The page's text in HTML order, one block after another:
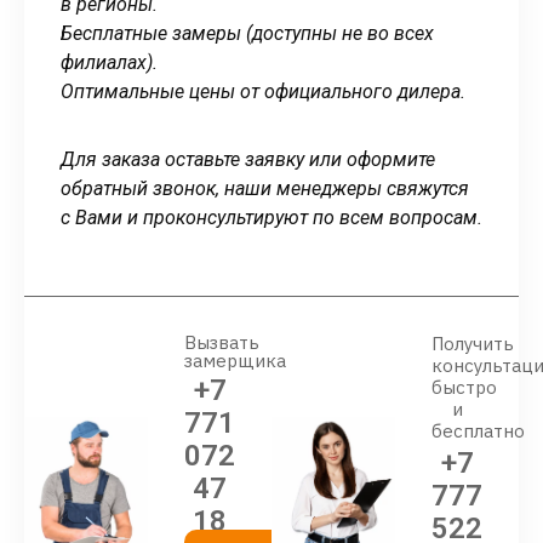
Бесплатные замеры (доступны не во всех
филиалах).
Оптимальные цены от официального дилера.
Для заказа оставьте заявку или оформите
обратный звонок, наши менеджеры свяжутся
с Вами и проконсультируют по всем вопросам.
Вызвать
замерщика
+7
771
072
47
18
Получить
быстро
и
бесплатно
+7
777
522